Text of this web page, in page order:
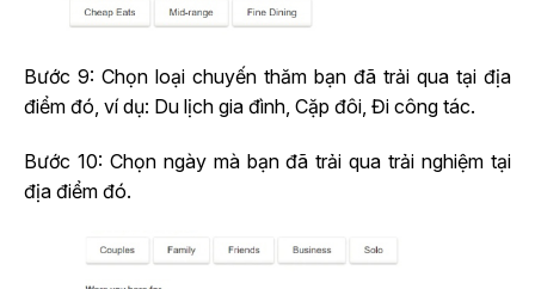
Bước 9: Chọn loại chuyến thăm bạn đã trải qua tại địa
điểm đó, ví dụ: Du lịch gia đình, Cặp đôi, Đi công tác.
Bước 10: Chọn ngày mà bạn đã trải qua trải nghiệm tại
địa điểm đó.